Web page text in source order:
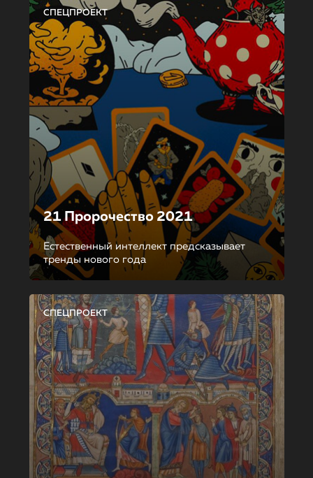
СПЕЦПРОЕКТ
21 Пророчество 2021
Естественный интеллект предсказывает
тренды нового года
СПЕЦПРОЕКТ